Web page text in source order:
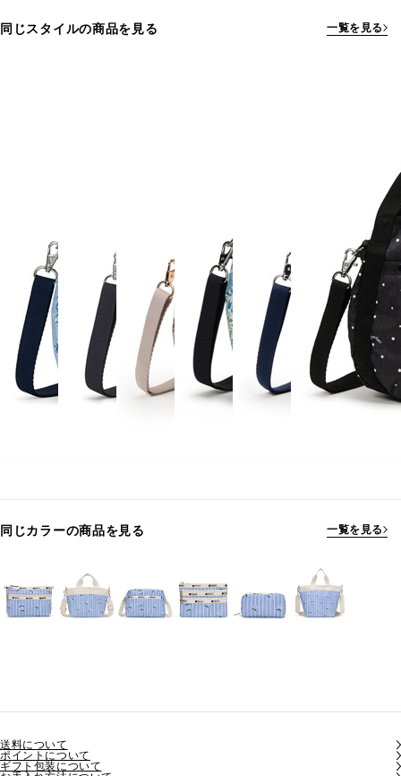
同じスタイルの商品を見る 一覧を見る
同じカラーの商品を見る 一覧を見る
送料について
ポイントについて
ギフト包装について